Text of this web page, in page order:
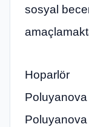
sosyal
Hoparlör